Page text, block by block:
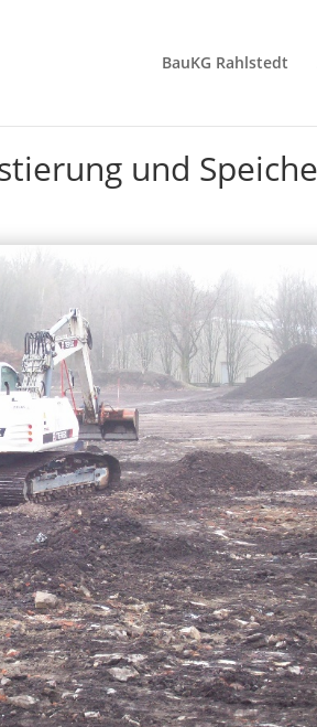
BauKG Rahlstedt
und